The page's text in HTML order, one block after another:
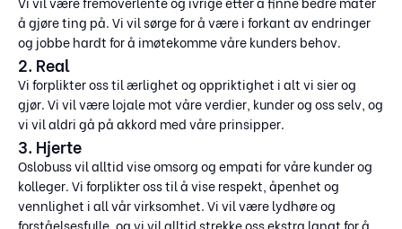
å gjøre ting på. Vi vil sørge for å være i forkant av endringer
og jobbe hardt for å imøtekomme våre kunders behov.
2. Real
Vi forplikter oss til ærlighet og oppriktighet i alt vi sier og
gjør. Vi vil være lojale mot våre verdier, kunder og oss selv, og
vi vil aldri gå på akkord med våre prinsipper.
3. Hjerte
Oslobuss vil alltid vise omsorg og empati for våre kunder og
kolleger. Vi forplikter oss til å vise respekt, åpenhet og
vennlighet i all vår virksomhet. Vi vil være lydhøre og
forståelsesfulle, og vi vil alltid strekke oss ekstra langt for å